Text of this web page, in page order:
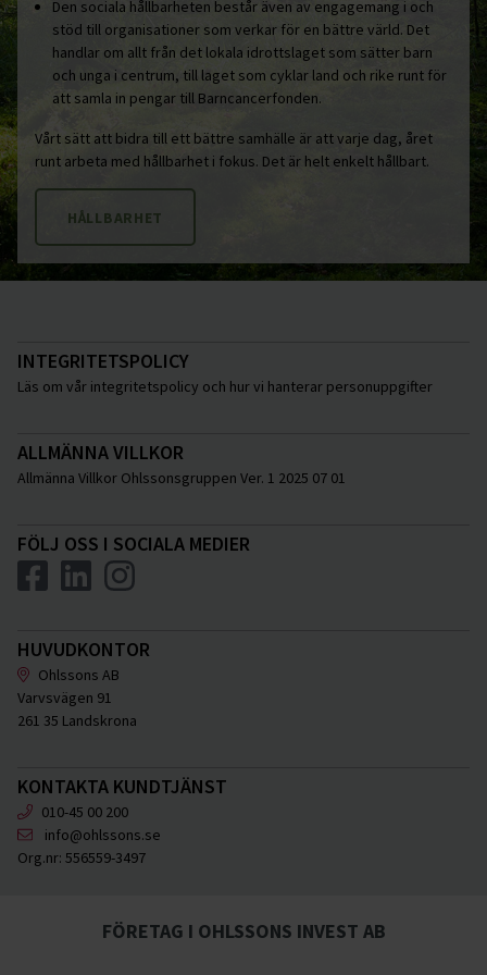
Den sociala hållbarheten består även av engagemang i och
stöd till organisationer som verkar för en bättre värld. Det
handlar om allt från det lokala idrottslaget som sätter barn
och unga i centrum, till laget som cyklar land och rike runt för
att samla in pengar till Barncancerfonden.
Vårt sätt att bidra till ett bättre samhälle är att varje dag, året
runt arbeta med hållbarhet i fokus. Det är helt enkelt hållbart.
HÅLLBARHET
INTEGRITETSPOLICY
Läs om vår integritetspolicy och hur vi hanterar personuppgifter
ALLMÄNNA VILLKOR
Allmänna Villkor Ohlssonsgruppen Ver. 1 2025 07 01
FÖLJ OSS I SOCIALA MEDIER
HUVUDKONTOR
Ohlssons AB
Varvsvägen 91
261 35 Landskrona
KONTAKTA KUNDTJÄNST
010-45 00 200
info@ohlssons.se
Org.nr: 556559-3497
FÖRETAG I OHLSSONS INVEST AB